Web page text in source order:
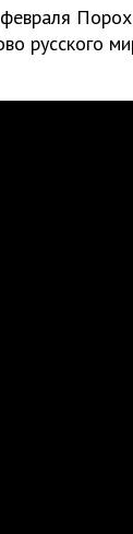
русского